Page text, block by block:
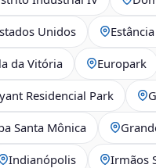
Unidos
da Vitória Europark
Residencial Park
Santa Mônica
Indianópolis Irmãos